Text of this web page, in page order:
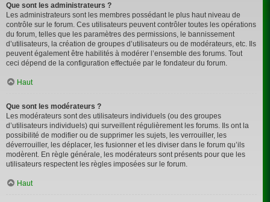
Que sont les administrateurs ?
Les administrateurs sont les membres possédant le plus haut niveau de
contrôle sur le forum. Ces utilisateurs peuvent contrôler toutes les opérations
du forum, telles que les paramètres des permissions, le bannissement
d’utilisateurs, la création de groupes d’utilisateurs ou de modérateurs, etc. Ils
peuvent également être habilités à modérer l’ensemble des forums. Tout
ceci dépend de la configuration effectuée par le fondateur du forum.
Haut
Que sont les modérateurs ?
Les modérateurs sont des utilisateurs individuels (ou des groupes
d’utilisateurs individuels) qui surveillent régulièrement les forums. Ils ont la
possibilité de modifier ou de supprimer les sujets, les verrouiller, les
déverrouiller, les déplacer, les fusionner et les diviser dans le forum qu’ils
modèrent. En règle générale, les modérateurs sont présents pour que les
utilisateurs respectent les règles imposées sur le forum.
Haut